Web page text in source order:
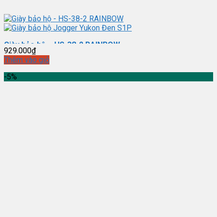
Giày bảo hộ – HS-38-2 RAINBOW
929.000₫
Thêm vào giỏ
-5%